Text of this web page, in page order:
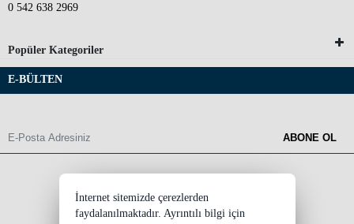
0 542 638 2969
Popüler Kategoriler
E-BÜLTEN
ABONE OL
İnternet sitemizde çerezlerden
faydalanılmaktadır. Ayrıntılı bilgi için